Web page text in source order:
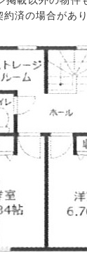
済の場合があ